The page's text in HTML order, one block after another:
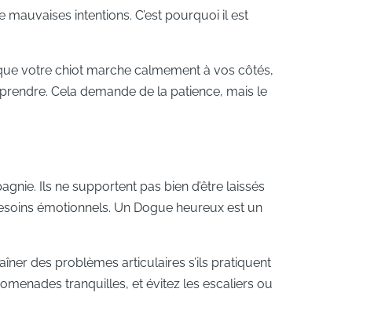
intentions. C’est pourquoi il est
votre chiot marche calmement à vos côtés,
Cela demande de la patience, mais le
Ils ne supportent pas bien d’être laissés
émotionnels. Un Dogue heureux est un
des problèmes articulaires s’ils pratiquent
tranquilles, et évitez les escaliers ou